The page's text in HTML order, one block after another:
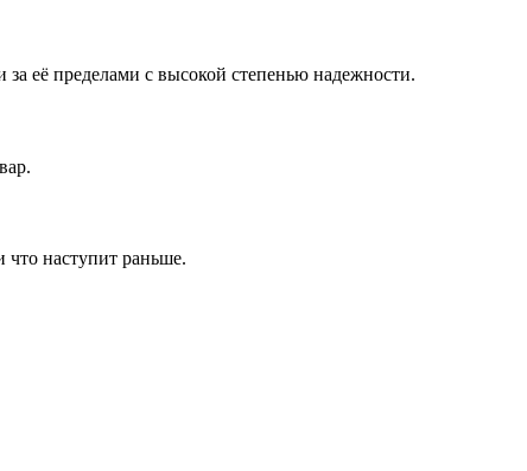
её пределами с высокой степенью надежности.
что наступит раньше.